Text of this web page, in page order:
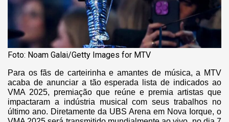
Foto: Noam Galai/Getty Images for MTV
Para os fãs de carteirinha e amantes de música, a MTV
acaba de anunciar a tão esperada lista de indicados ao
VMA 2025, premiação que reúne e premia artistas que
impactaram a indústria musical com seus trabalhos no
último ano. Diretamente da UBS Arena em Nova Iorque, o